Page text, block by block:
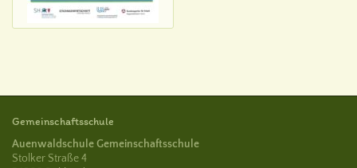
Gemeinschaftsschule
Auenwaldschule Gemeinschaftsschule
Stolker Straße 4